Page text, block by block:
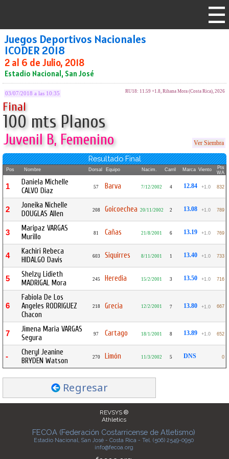
Juegos Deportivos Nacionales
ICODER 2018
2 al 6 de Julio, 2018
Estadio Nacional, San José
03/07/2018 a las 10:35 RU18: 11.59 +1.8, Rihana Mora (Costa Rica), 2026
Final
100 mts Planos
Juvenil B, Femenino Ver Siembra
Resultado Final
Pos Nombre Dorsal Equipo Nacim. Carril Marca Viento
Pts
WA
1
Daniela Michelle
CALVO Diaz
57 Barva 7/12/2002 4 12.84 +1.0 832
2
Joneika Nichelle
DOUGLAS Allen
208 Goicoechea 20/11/2002 2 13.08 +1.0 789
3
Maripaz VARGAS
Murillo
81 Cañas 21/8/2001 6 13.19 +1.0 769
4
Kachiri Rebeca
HIDALGO Davis
603 Siquirres 8/11/2001 1 13.40 +1.0 733
5
Shelzy Lidieth
MADRIGAL Mora
245 Heredia 15/2/2001 3 13.50 +1.0 716
6
Fabiola De Los
Angeles RODRIGUEZ
Chacon
218 Grecia 12/2/2001 7 13.80 +1.0 667
7
Jimena Maria VARGAS
Segura
97 Cartago 18/1/2001 8 13.89 +1.0 652
-
Cheryl Jeanine
BRYDEN Watson
270 Limón 11/3/2002 5 DNS 0
Regresar
REVSYS ®
Athletics
FECOA (Federación Costarricense de Atletismo)
Estadio Nacional, San José - Costa Rica - Tel. (506) 2549-0950
info@fecoa.org